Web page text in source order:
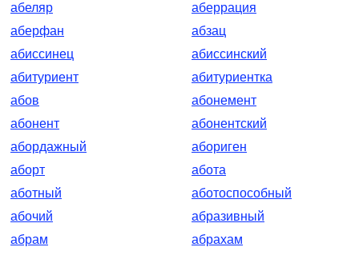
абеляр
аберрация
аберфан
абзац
абиссинец
абиссинский
абитуриент
абитуриентка
абов
абонемент
абонент
абонентский
абордажный
абориген
аборт
абота
аботный
аботоспособный
абочий
абразивный
абрам
абрахам